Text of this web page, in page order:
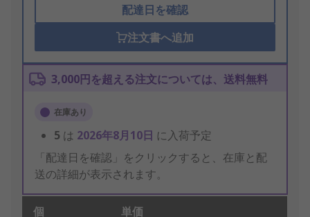
配達日を確認
注文書へ追加
3,000円を超える注文については、送料無料
在庫あり
5 は 2026年8月10日 に入荷予定
「配達日を確認」をクリックすると、在庫と配
送の詳細が表示されます。
個 単価